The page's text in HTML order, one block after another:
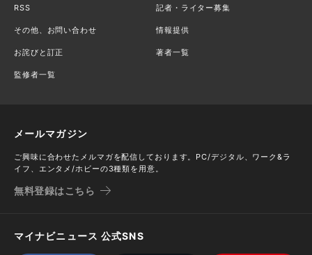
RSS 記者・ライター募集
その他、お問い合わせ 情報提供
お詫びと訂正 著者一覧
監修者一覧
メールマガジン
ご興味に合わせたメルマガを配信しております。PC/デジタル、ワーク&ラ
イフ、エンタメ/ホビーの3種類を用意。
無料登録はこちら
マイナビニュース 公式SNS